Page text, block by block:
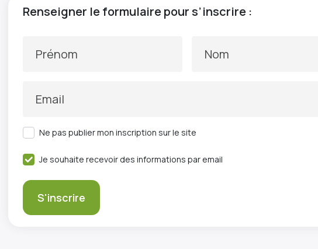
Renseigner le formulaire pour s’inscrire :
Prénom Nom
Email
Ne pas publier mon inscription sur le site
Je souhaite recevoir des informations par email